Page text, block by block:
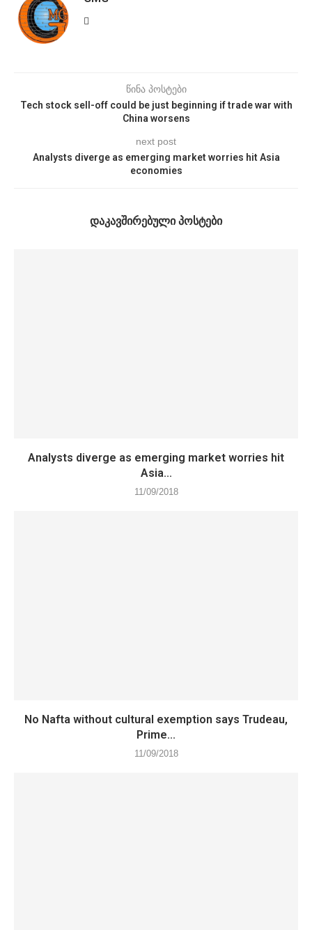
წინა პოსტები
Tech stock sell-off could be just beginning if trade war with
China worsens
next post
Analysts diverge as emerging market worries hit Asia
economies
ᲓᲐᲙᲐᲕᲨᲘᲠᲔᲑᲣᲚᲘ ᲞᲝᲡᲢᲔᲑᲘ
Analysts diverge as emerging market worries hit
Asia...
11/09/2018
No Nafta without cultural exemption says Trudeau,
Prime...
11/09/2018